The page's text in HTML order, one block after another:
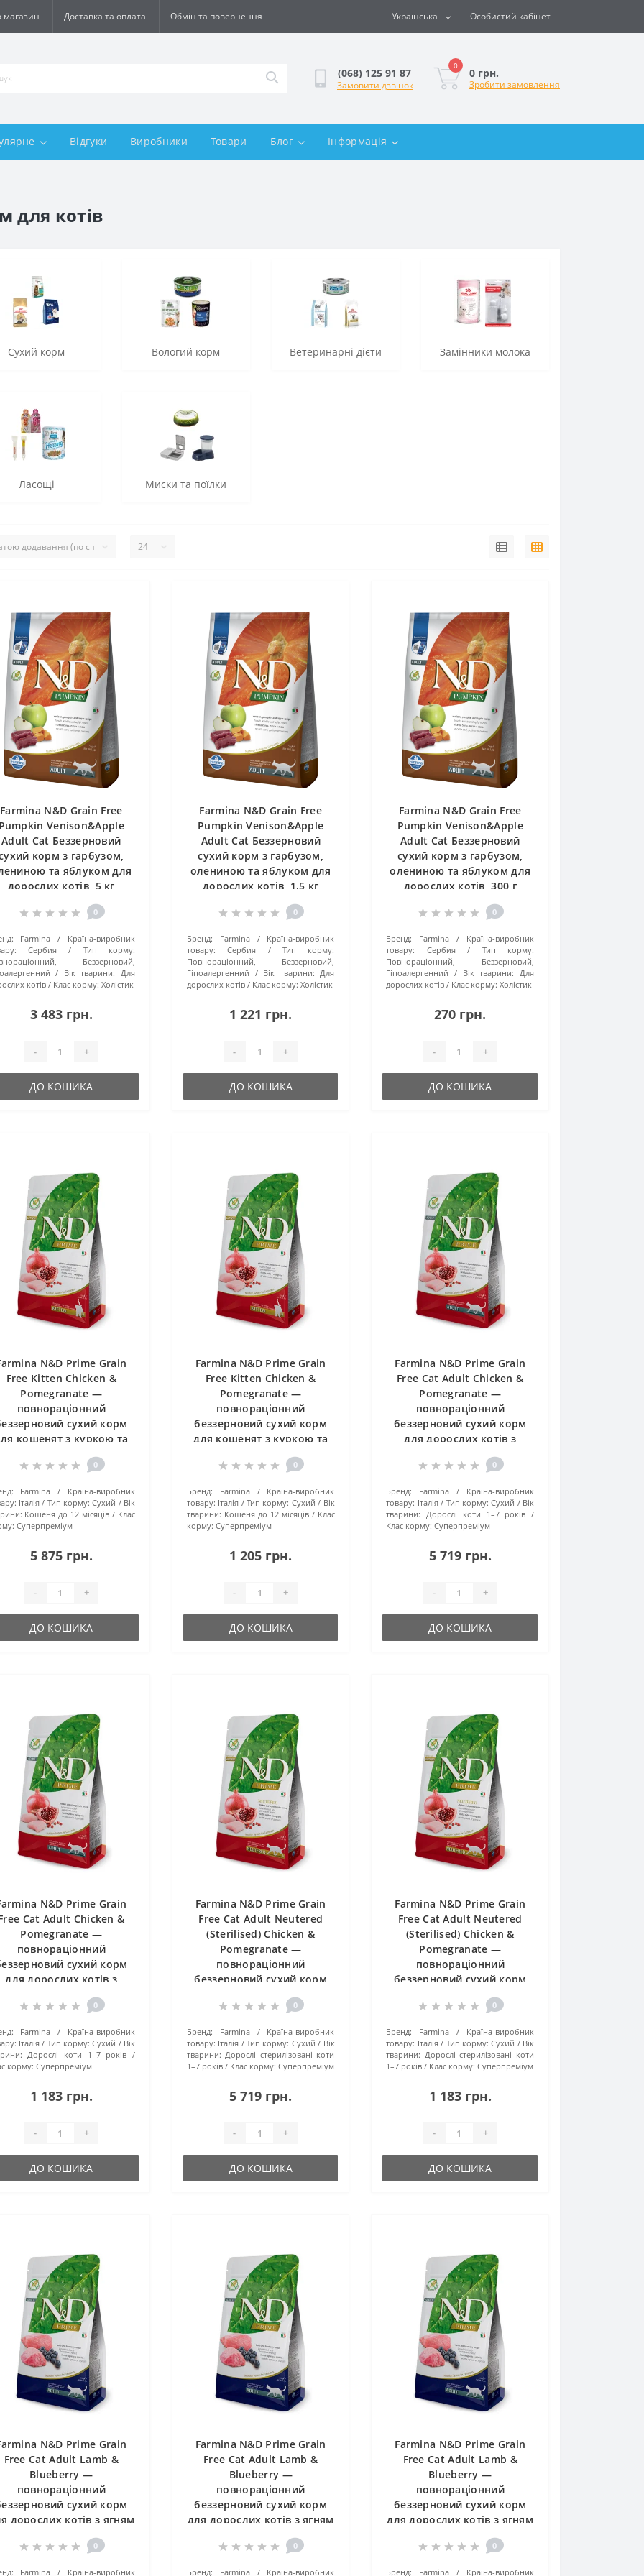
магазин Доставка та оплата Обмін та повернення Українська Особистий кабінет
(068) 125 91 87
Замовити дзвінок
0
0 грн.
Зробити замовлення
Відгуки Виробники Товари Блог Інформація
для котів
Сухий корм Вологий корм Ветеринарні дієти Замінники молока
Ласощі Миски та поїлки
Farmina N&D Grain Free
Pumpkin Venison&Apple
Adult Cat Беззерновий
корм з гарбузом,
та яблуком для
дорослих котів, 5 кг
0
Farmina
Країна-виробник
Сербия
Тип корму:
Беззерновий,
Вік тварини: Для
котів
Клас корму: Холістик
3 483 грн.
- +
ДО КОШИКА
Farmina N&D Grain Free
Pumpkin Venison&Apple
Adult Cat Беззерновий
сухий корм з гарбузом,
олениною та яблуком для
дорослих котів, 1.5 кг
0
Бренд: Farmina
Країна-виробник
товару:
Сербия
Тип корму:
Повнораціонний, Беззерновий,
Гіпоалергенний
Вік тварини: Для
дорослих котів
Клас корму: Холістик
1 221 грн.
- +
ДО КОШИКА
Farmina N&D Grain Free
Pumpkin Venison&Apple
Adult Cat Беззерновий
сухий корм з гарбузом,
олениною та яблуком для
дорослих котів, 300 г
0
Бренд: Farmina
Країна-виробник
товару:
Сербия
Тип корму:
Повнораціонний, Беззерновий,
Гіпоалергенний
Вік тварини: Для
дорослих котів
Клас корму: Холістик
270 грн.
- +
ДО КОШИКА
N&D Prime Grain
Free Kitten Chicken &
Pomegranate —
повнораціонний
сухий корм
кошенят з куркою та
0
Farmina
Країна-виробник
Італія Тип корму: Сухий
Вік
Кошеня до 12 місяців
Клас
Суперпреміум
5 875 грн.
- +
ДО КОШИКА
Farmina N&D Prime Grain
Free Kitten Chicken &
Pomegranate —
повнораціонний
беззерновий сухий корм
для кошенят з куркою та
0
Бренд: Farmina
Країна-виробник
товару: Італія Тип корму: Сухий
Вік
тварини: Кошеня до 12 місяців
Клас
корму: Суперпреміум
1 205 грн.
- +
ДО КОШИКА
Farmina N&D Prime Grain
Free Cat Adult Chicken &
Pomegranate —
повнораціонний
беззерновий сухий корм
для дорослих котів з
0
Бренд: Farmina
Країна-виробник
товару: Італія Тип корму: Сухий
Вік
тварини:
Дорослі коти 1–7 років
Клас корму: Суперпреміум
5 719 грн.
- +
ДО КОШИКА
N&D Prime Grain
Cat Adult Chicken &
Pomegranate —
повнораціонний
сухий корм
для дорослих котів з
та гранатом, 1.5 кг
0
Farmina
Країна-виробник
Італія Тип корму: Сухий
Вік
Дорослі коти 1–7 років
корму: Суперпреміум
1 183 грн.
- +
ДО КОШИКА
Farmina N&D Prime Grain
Free Cat Adult Neutered
(Sterilised) Chicken &
Pomegranate —
повнораціонний
беззерновий сухий корм
для стерилізованих
дорослих котів з куркою та
0
Бренд: Farmina
Країна-виробник
товару: Італія Тип корму: Сухий
Вік
тварини: Дорослі стерилізовані коти
1–7 років
Клас корму: Суперпреміум
5 719 грн.
- +
ДО КОШИКА
Farmina N&D Prime Grain
Free Cat Adult Neutered
(Sterilised) Chicken &
Pomegranate —
повнораціонний
беззерновий сухий корм
для стерилізованих
дорослих котів з куркою та
0
Бренд: Farmina
Країна-виробник
товару: Італія Тип корму: Сухий
Вік
тварини: Дорослі стерилізовані коти
1–7 років
Клас корму: Суперпреміум
1 183 грн.
- +
ДО КОШИКА
N&D Prime Grain
Free Cat Adult Lamb &
Blueberry —
повнораціонний
сухий корм
дорослих котів з ягням
та чорницею, 10 кг
0
Farmina Країна-виробник
Farmina N&D Prime Grain
Free Cat Adult Lamb &
Blueberry —
повнораціонний
беззерновий сухий корм
для дорослих котів з ягням
та чорницею, 5 кг
0
Бренд: Farmina Країна-виробник
Farmina N&D Prime Grain
Free Cat Adult Lamb &
Blueberry —
повнораціонний
беззерновий сухий корм
для дорослих котів з ягням
та чорницею, 1.5 кг
0
Бренд: Farmina Країна-виробник